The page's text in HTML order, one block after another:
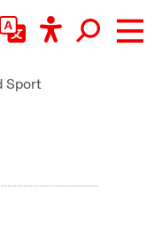
Sport